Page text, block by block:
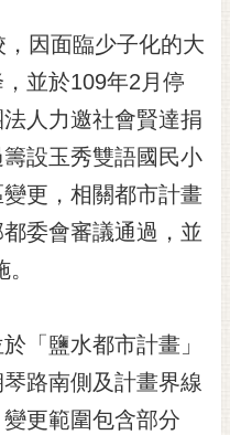
因面臨少子化的大
並於109年2月停
人力邀社會賢達捐
設玉秀雙語國民小
更，相關都市計畫
委會審議通過，並
「鹽水都市計畫」
路南側及計畫界線
更範圍包含部分